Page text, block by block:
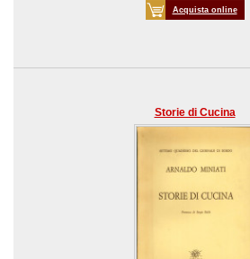
Acquista online
Storie di Cucina